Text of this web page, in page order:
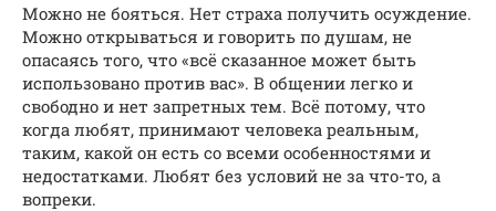
Можно не бояться. Нет страха получить осуждение.
Можно открываться и говорить по душам, не
опасаясь того, что «всё сказанное может быть
использовано против вас». В общении легко и
свободно и нет запретных тем. Всё потому, что
когда любят, принимают человека реальным,
таким, какой он есть со всеми особенностями и
недостатками. Любят без условий не за что-то, а
вопреки.